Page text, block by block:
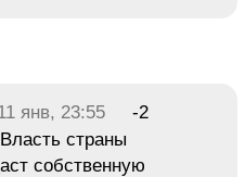
янв, 23:55
-2
страны
собственную